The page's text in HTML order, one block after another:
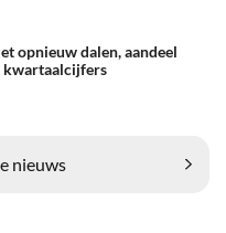
opnieuw dalen, aandeel
kwartaalcijfers
nieuws